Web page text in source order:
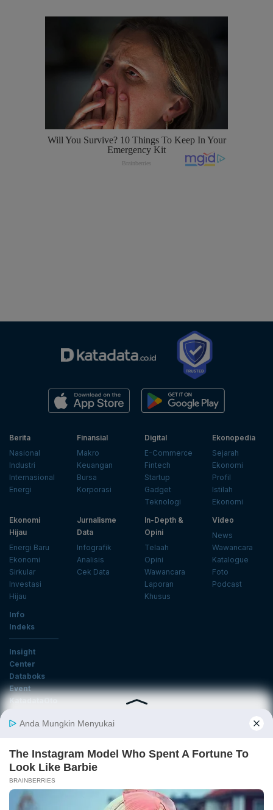
Berita
Nasional
Industri
Internasional
Energi
Finansial
Makro
Keuangan
Bursa
Korporasi
Digital
E-Commerce
Fintech
Startup
Gadget
Teknologi
Ekonopedia
Sejarah
Ekonomi
Profil
Istilah
Ekonomi
Ekonomi
Hijau
Energi Baru
Ekonomi
Sirkular
Investasi
Hijau
Jurnalisme
Data
Infografik
Analisis
Cek Data
In-Depth &
Opini
Telaah
Opini
Wawancara
Laporan
Khusus
Video
News
Wawancara
Katalogue
Foto
Podcast
Info
Indeks
Insight
Center
Databoks
Event
KatadataOto
Email
Daftar